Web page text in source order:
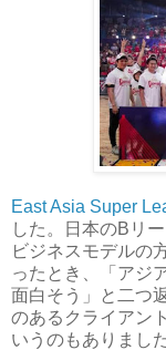
East Asia Super
した。日本のBリ
ビジネスモデルの
ったとき、「アジ
面白そう」と二つ
のあるクライアン
いうのもありました